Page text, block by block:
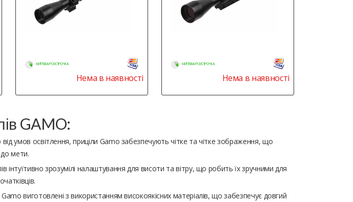
МИТТЄВА РОЗСТРОЧКА
Нема в наявності
МИТТЄВА РОЗСТРОЧКА
Нема в наявності
GAMO:
умов освітлення, приціли Gamo забезпечують чітке та чітке зображення, що
мети.
інтуїтивно зрозумілі налаштування для висоти та вітру, що робить їх зручними для
Gamo виготовлені з використанням високоякісних матеріалів, що забезпечує довгий